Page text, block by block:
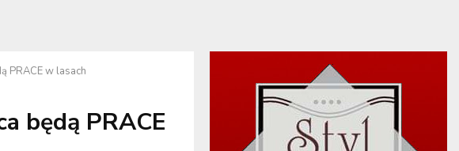
PRACE w lasach
będą PRACE